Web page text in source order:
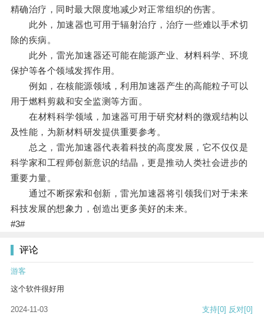
精确治疗，同时最大限度地减少对正常组织的伤害。
此外，加速器也可用于辐射治疗，治疗一些难以手术切
除的疾病。
此外，雷光加速器还可能在能源产业、材料科学、环境
保护等各个领域发挥作用。
例如，在核能源领域，利用加速器产生的高能粒子可以
用于燃料剪裁和安全监测等方面。
在材料科学领域，加速器可用于研究材料的微观结构以
及性能，为新材料研发提供重要参考。
总之，雷光加速器代表着科技的高度发展，它不仅仅是
科学家和工程师创新意识的结晶，更是推动人类社会进步的
重要力量。
通过不断探索和创新，雷光加速器将引领我们对于未来
科技发展的想象力，创造出更多美好的未来。
#3#
评论
游客
这个软件很好用
2024-11-03 支持[0] 反对[0]